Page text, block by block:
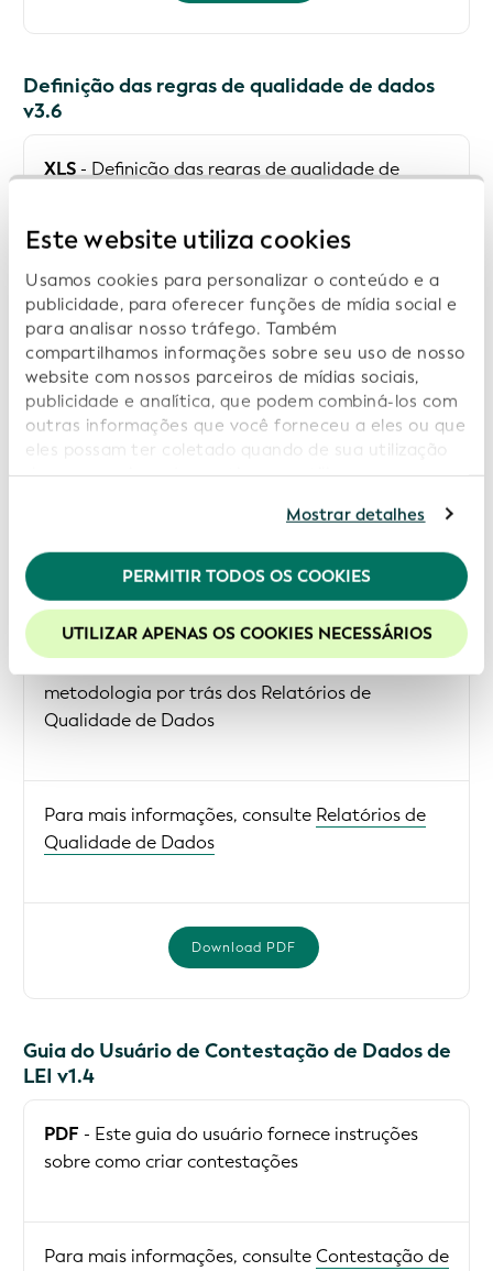
Este website utiliza cookies
Usamos cookies para personalizar o conteúdo e a
publicidade, para oferecer funções de mídia social e
para analisar nosso tráfego. Também
compartilhamos informações sobre seu uso de nosso
website com nossos parceiros de mídias sociais,
publicidade e analítica, que podem combiná-los com
outras informações que você forneceu a eles ou que
eles possam ter coletado quando de sua utilização
de seus serviços. Ao continuar a utilizar nosso
cookies. Consulte informações adicionais em nossa
Política de Privacidade.
Recomendamos a habilitação de cookies para uma
melhor experiência em nosso site.
Mostrar detalhes
PERMITIR TODOS OS COOKIES
UTILIZAR APENAS OS COOKIES NECESSÁRIOS
Definição das regras de qualidade de dados
v3.6
XLS - Definição das regras de qualidade de
e nas verificações diárias da GLEIF
Para mais informações, consulteVerificações de
Qualidade de Dados
Download XLS
Dicionário do Relatório de Qualidade de Dados
v.3.0
PDF- O dicionário do Relatório de Qualidade de
Dados fornece detalhes relacionados à
metodologia por trás dos Relatórios de
Qualidade de Dados
Para mais informações, consulte Relatórios de
Qualidade de Dados
Download PDF
Guia do Usuário de Contestação de Dados de
LEI v1.4
PDF - Este guia do usuário fornece instruções
sobre como criar contestações
Para mais informações, consulteContestação de